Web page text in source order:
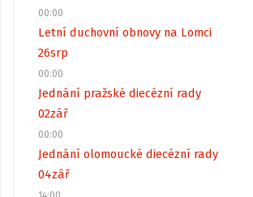
00:00
Letní duchovní obnovy na Lomci
26srp
00:00
Jednání pražské diecézní rady
02zář
00:00
Jednání olomoucké diecézní rady
04zář